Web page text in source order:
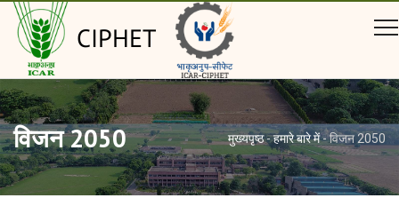
CIPHET
विजन 2050 मुख्यपृष्ठ-हमारे बारे में-विजन 2050